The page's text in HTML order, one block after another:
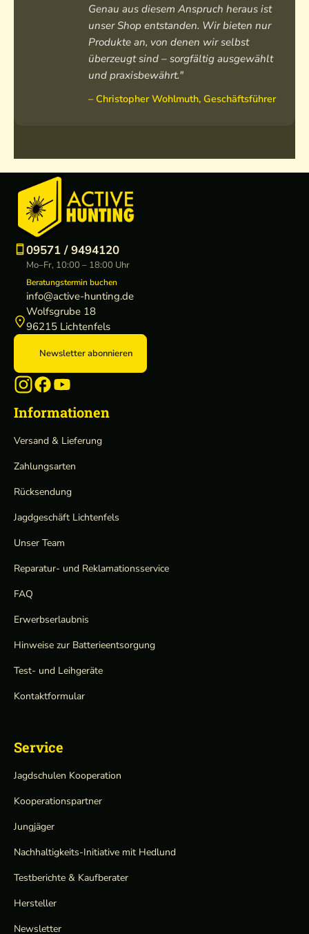
Genau aus diesem Anspruch heraus ist
unser Shop entstanden. Wir bieten nur
Produkte an, von denen wir selbst
überzeugt sind – sorgfältig ausgewählt
und praxisbewährt."
– Christopher Wohlmuth, Geschäftsführer
09571 / 9494120
Mo–Fr, 10:00 – 18:00 Uhr
Beratungstermin buchen
info@active-hunting.de
Wolfsgrube 18
96215 Lichtenfels
Newsletter abonnieren
Informationen
Versand & Lieferung
Zahlungsarten
Rücksendung
Jagdgeschäft Lichtenfels
Unser Team
Reparatur- und Reklamationsservice
FAQ
Erwerbserlaubnis
Hinweise zur Batterieentsorgung
Test- und Leihgeräte
Kontaktformular
Service
Jagdschulen Kooperation
Kooperationspartner
Jungjäger
Nachhaltigkeits-Initiative mit Hedlund
Testberichte & Kaufberater
Hersteller
Newsletter